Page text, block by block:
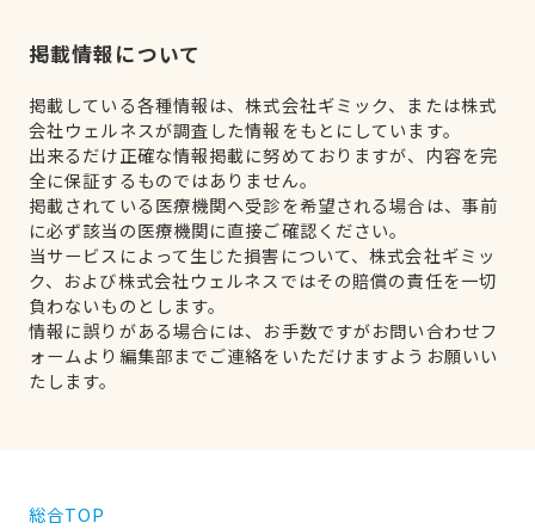
掲載情報について
掲載している各種情報は、株式会社ギミック、または株式
会社ウェルネスが調査した情報をもとにしています。
出来るだけ正確な情報掲載に努めておりますが、内容を完
全に保証するものではありません。
掲載されている医療機関へ受診を希望される場合は、事前
に必ず該当の医療機関に直接ご確認ください。
当サービスによって生じた損害について、株式会社ギミッ
ク、および株式会社ウェルネスではその賠償の責任を一切
負わないものとします。
情報に誤りがある場合には、お手数ですがお問い合わせフ
ォームより編集部までご連絡をいただけますようお願いい
たします。
総合TOP